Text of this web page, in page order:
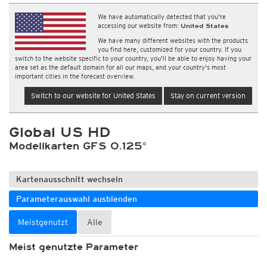
We have automatically detected that you're
accessing our website from: United States
We have many different websites with the products
you find here, customized for your country. If you
switch to the website specific to your country, you'll be able to enjoy having your
area set as the default domain for all our maps, and your country's most
important cities in the forecast overview.
Switch to our website for United States Stay on current version
Global US HD
Modellkarten GFS 0.125°
Kartenausschnitt wechseln
Parameterauswahl ausblenden
Meistgenutzt Alle
Meist genutzte Parameter